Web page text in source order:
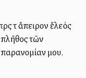
τὸ ἄπειρον ἔλεός
τῶν
μου.